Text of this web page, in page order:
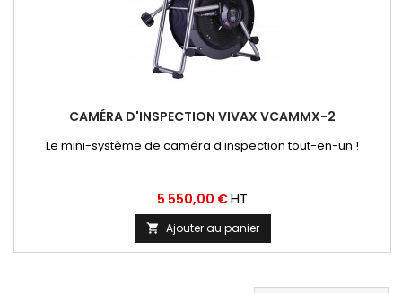
CAMÉRA D'INSPECTION VIVAX VCAMMX-2
Le mini-système de caméra d'inspection tout-en-un !
Prix
5 550,00 €HT
 Ajouter au panier